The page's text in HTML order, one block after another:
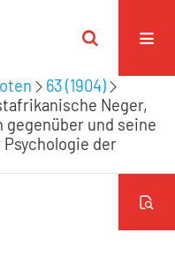
63 (1904)
Neger,
gegenüber und seine
der